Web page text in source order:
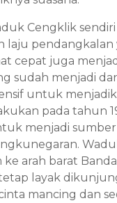
Cengklik
laju
cepat juga
sudah menjadi
untuk
pada tahun
menjadi sumber
ke arah barat
layak
mancing dan